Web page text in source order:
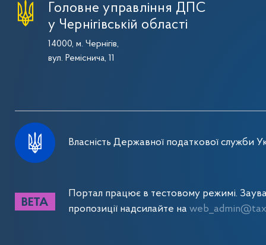
Головне управління ДПС
у Чернігівській області
14000, м. Чернігів,
вул. Реміснича, 11
Власність Державної податкової служби
Портал працює в тестовому режимі.
пропозиції надсилайте на